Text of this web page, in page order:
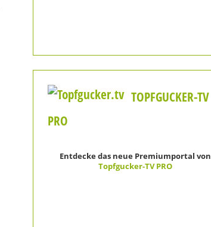
TOPFGUCKER-TV
PRO
Entdecke das neue Premiumportal von
Topfgucker-TV PRO